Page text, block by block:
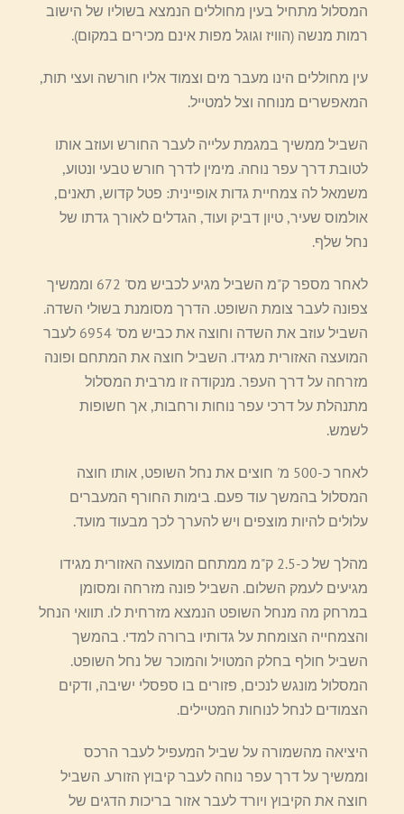
המסלול מתחיל בעין מחוללים הנמצא בשוליו של הישוב
רמות מנשה (הוויז וגוגל מפות אינם מכירים במקום).
עין מחוללים הינו מעבר מים וצמוד אליו חורשה ועצי תות,
המאפשרים מנוחה וצל למטייל.
השביל ממשיך במגמת עלייה לעבר החורש ועוזב אותו
לטובת דרך עפר נוחה. מימין לדרך חורש טבעי ונטוע,
משמאל לה צמחיית גדות אופיינית: פטל קדוש, תאנים,
אולמוס שעיר, טיון דביק ועוד, הגדלים לאורך גדתו של
נחל שלף.
לאחר מספר ק"מ השביל מגיע לכביש מס' 672 וממשיך
צפונה לעבר צומת השופט. הדרך מסומנת בשולי השדה.
השביל עוזב את השדה וחוצה את כביש מס' 6954 לעבר
המועצה האזורית מגידו. השביל חוצה את המתחם ופונה
מזרחה על דרך העפר. מנקודה זו מרבית המסלול
מתנהלת על דרכי עפר נוחות ורחבות, אך חשופות
לשמש.
לאחר כ-500 מ' חוצים את נחל השופט, אותו חוצה
המסלול בהמשך עוד פעם. בימות החורף המעברים
עלולים להיות מוצפים ויש להערך לכך מבעוד מועד.
מהלך של כ-2.5 ק"מ ממתחם המועצה האזורית מגידו
מגיעים לעמק השלום. השביל פונה מזרחה ומסומן
במרחק מה מנחל השופט הנמצא מזרחית לו. תוואי הנחל
והצמחייה הצומחת על גדותיו ברורה למדי. בהמשך
השביל חולף בחלק המטויל והמוכר של נחל השופט.
המסלול מונגש לנכים, פזורים בו ספסלי ישיבה, ודקים
הצמודים לנחל לנוחות המטיילים.
היציאה מהשמורה על שביל המעפיל לעבר הרכס
וממשיך על דרך עפר נוחה לעבר קיבוץ הזורע. השביל
חוצה את הקיבוץ ויורד לעבר אזור בריכות הדגים של